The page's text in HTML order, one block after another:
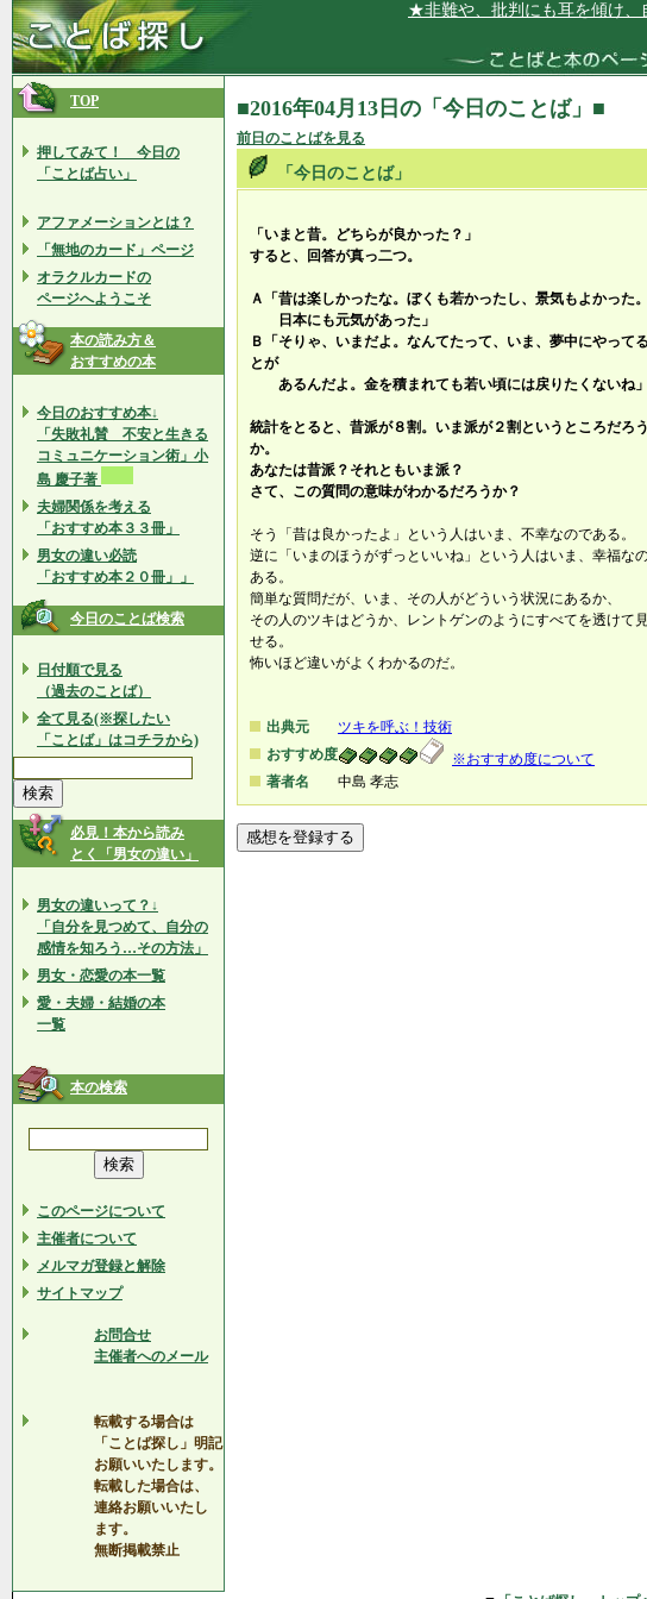
★非難や、批判にも耳を傾け、自
TOP
押してみて！ 今日の
「ことば占い」
アファメーションとは？
「無地のカード」ページ
オラクルカードの
ページへようこそ
本の読み方＆
おすすめの本
今日のおすすめ本↓
「失敗礼賛 不安と生きる
コミュニケーション術」小
島 慶子著
夫婦関係を考える
「おすすめ本３３冊」
男女の違い必読
「おすすめ本２０冊」」
今日のことば検索
日付順で見る
（過去のことば）
全て見る(※探したい
「ことば」はコチラから)
必見！本から読み
とく「男女の違い」
男女の違いって？↓
「自分を見つめて、自分の
感情を知ろう…その方法」
男女・恋愛の本一覧
愛・夫婦・結婚の本
一覧
本の検索
このページについて
主催者について
メルマガ登録と解除
サイトマップ
お問合せ
主催者へのメール
転載する場合は
「ことば探し」明記
お願いいたします。
転載した場合は、
連絡お願いいたし
ます。
無断掲載禁止
■2016年04月13日の「今日のことば」■
前日のことばを見る
「今日のことば」
「いまと昔。どちらが良かった？」
すると、回答が真っ二つ。
Ａ「昔は楽しかったな。ぼくも若かったし、景気もよかった。
日本にも元気があった」
Ｂ「そりゃ、いまだよ。なんてたって、いま、夢中にやって
とが
あるんだよ。金を積まれても若い頃には戻りたくないね」
統計をとると、昔派が８割。いま派が２割というところだろう
か。
あなたは昔派？それともいま派？
さて、この質問の意味がわかるだろうか？
そう「昔は良かったよ」という人はいま、不幸なのである。
逆に「いまのほうがずっといいね」という人はいま、幸福な
ある。
簡単な質問だが、いま、その人がどういう状況にあるか、
その人のツキはどうか、レントゲンのようにすべてを透けて
せる。
怖いほど違いがよくわかるのだ。
出典元
ツキを呼ぶ！技術
おすすめ度
※おすすめ度について
著者名
中島 孝志